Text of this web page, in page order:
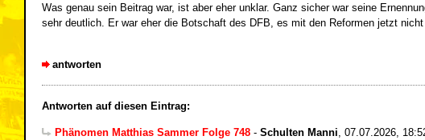
Was genau sein Beitrag war, ist aber eher unklar. Ganz sicher war seine
sehr deutlich. Er war eher die Botschaft des DFB, es mit den Reformen jetzt nicht
antworten
Antworten auf diesen Eintrag:
Phänomen Matthias Sammer Folge 748 - Schulten Manni 07.07.2026,